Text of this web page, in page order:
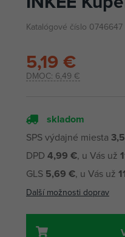
Katalógové číslo 0746647
DMOC: 6,49 €
5,19 €
skladom
SPS výdajné miesta
DPD 4,99 €, u Vás už
GLS 5,69 €, u Vás už
Další možnosti doprav